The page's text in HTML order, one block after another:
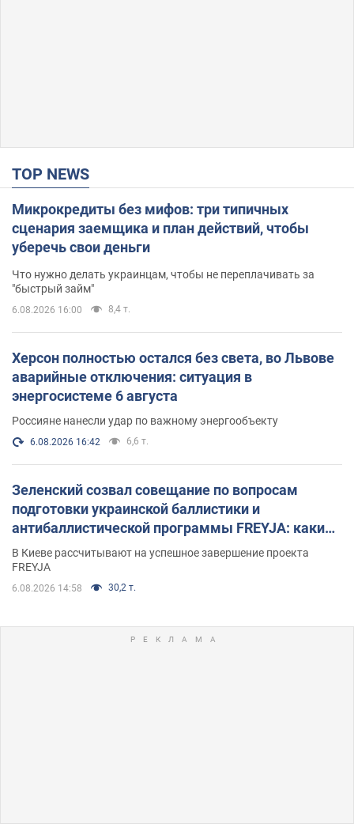
TOP NEWS
Микрокредиты без мифов: три типичных
сценария заемщика и план действий, чтобы
уберечь свои деньги
Что нужно делать украинцам, чтобы не переплачивать за
"быстрый займ"
6.08.2026 16:00 8,4 т.
Херсон полностью остался без света, во Львове
аварийные отключения: ситуация в
энергосистеме 6 августа
Россияне нанесли удар по важному энергообъекту
6.08.2026 16:42 6,6 т.
Зеленский созвал совещание по вопросам
подготовки украинской баллистики и
антибаллистической программы FREYJA: какие
решения готовятся
В Киеве рассчитывают на успешное завершение проекта
FREYJA
6.08.2026 14:58 30,2 т.